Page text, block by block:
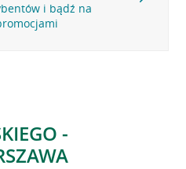
i bądź na
-